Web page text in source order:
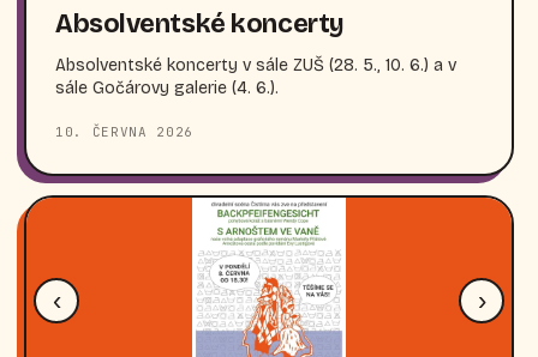
Absolventské koncerty
Absolventské koncerty v sále ZUŠ (28. 5., 10. 6.) a v
sále Gočárovy galerie (4. 6.).
10. ČERVNA 2026
‹ ›